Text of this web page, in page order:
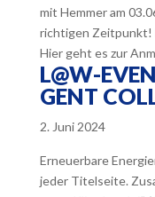
mit Hemmer am
richtigen Zeitpunkt!
Hier geht es zur
L@W-
GENT
2. Juni 2024
Erneuerbare
jeder Titelseite.